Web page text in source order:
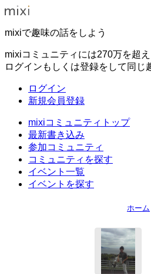
mixiで趣味の話をしよう
mixiコミュニティには270万を超
ログインもしくは登録をして同じ
ログイン
新規会員登録
mixiコミュニティトップ
最新書き込み
参加コミュニティ
コミュニティを探す
イベント一覧
イベントを探す
ホーム